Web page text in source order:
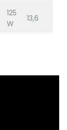
125
W
13,6